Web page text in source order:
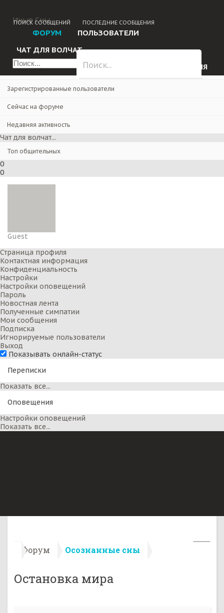
Поиск сообщений
Пользователи
Выдающиеся пользователи
Зарегистрированные пользователи
Сейчас на форуме
Недавняя активность
Чат для волчат...
Топ общительных
0
0
Guest
Страница профиля
Контактная информация
Конфиденциальность
Настройки
Настройки оповещений
Пароль
Новостная лента
Полученные симпатии
Мои сообщения
Подписка
Игнорируемые пользователи
Выход
Показывать онлайн-статус
Переписки
Показать все...
Оповещения
Настройки оповещений
Показать все...
Иные Сны
ФОРУМ
ПОИСК СООБЩЕНИЙ ПОСЛЕДНИЕ СООБЩЕНИЯ
ПОЛЬЗОВАТЕЛИ
ЧАТ ДЛЯ ВОЛЧАТ...
РЕГИСТРАЦИЯ
Форум Осознанные сны
Остановка мира